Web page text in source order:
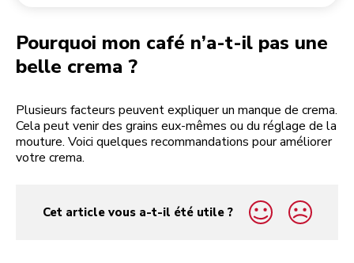
Pourquoi mon café n’a-t-il pas une
belle crema ?
Plusieurs facteurs peuvent expliquer un manque de crema.
Cela peut venir des grains eux-mêmes ou du réglage de la
mouture. Voici quelques recommandations pour améliorer
votre crema.
Cet article vous a-t-il été utile ?
yes
no